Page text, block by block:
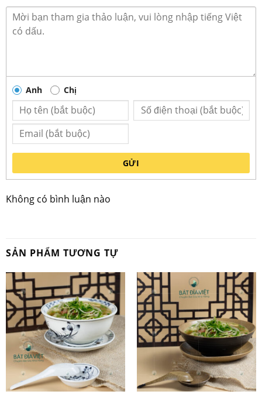
Bát phở nông size s2
Anh Chị
GỬI
Không có bình luận nào
SẢN PHẨM TƯƠNG TỰ